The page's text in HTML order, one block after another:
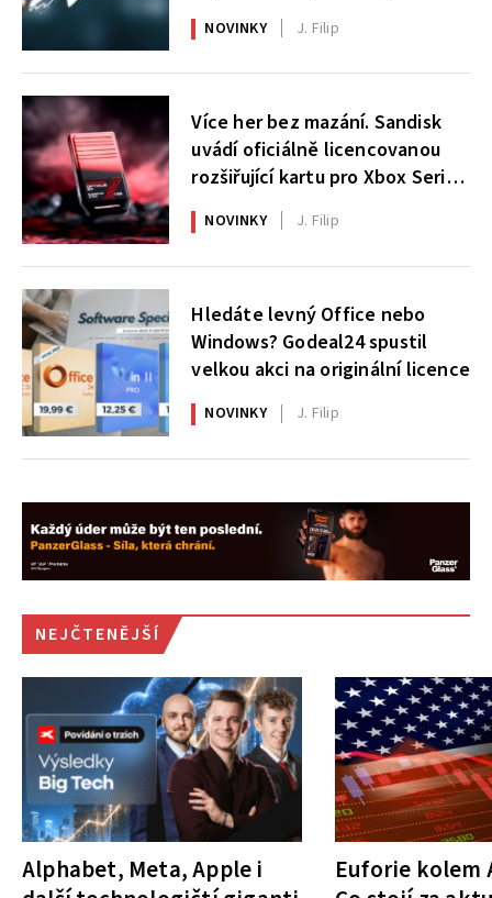
NOVINKY J. Filip
Více her bez mazání. Sandisk
uvádí oficiálně licencovanou
rozšiřující kartu pro Xbox Series
X|S
NOVINKY J. Filip
Hledáte levný Office nebo
Windows? Godeal24 spustil
velkou akci na originální licence
NOVINKY J. Filip
NEJČTENĚJŠÍ
Alphabet, Meta, Apple i
Euforie kolem